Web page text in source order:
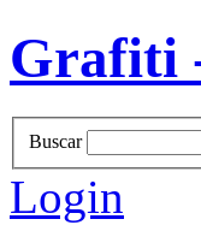
Grafiti
Buscar
Login